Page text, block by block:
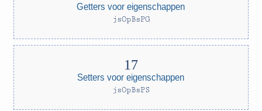
Getters voor eigenschappen
jsOpBsPG
Setters voor eigenschappen
jsOpBsPS